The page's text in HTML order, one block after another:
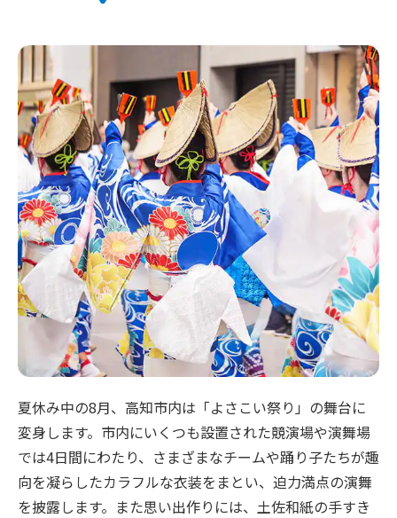
夏休み中の8月、高知市内は「よさこい祭り」の舞台に
変身します。市内にいくつも設置された競演場や演舞場
では4日間にわたり、さまざまなチームや踊り子たちが趣
向を凝らしたカラフルな衣装をまとい、迫力満点の演舞
を披露します。また思い出作りには、土佐和紙の手すき